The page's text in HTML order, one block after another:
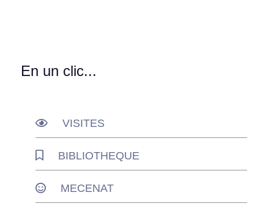
En un clic...
VISITES
BIBLIOTHEQUE
MECENAT